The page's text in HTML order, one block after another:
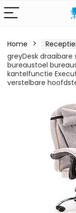
Home
greyDesk
bureaustoel
kantelfunctie
verstelbare